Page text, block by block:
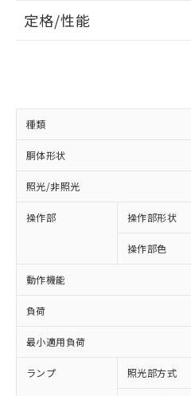
定格/性能
種類
胴体形状
照光/非照光
操作部 操作部形状
操作部色
動作機能
負荷
最小適用負荷
ランプ 照光部方式